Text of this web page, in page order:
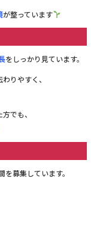
が整っています
をしっかり見ています。
りやすく、
でも、
募集しています。